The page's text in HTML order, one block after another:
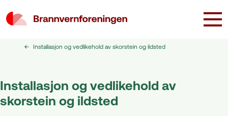
Installasjon og vedlikehold av skorstein og ildsted
Installasjon og vedlikehold av
skorstein og ildsted